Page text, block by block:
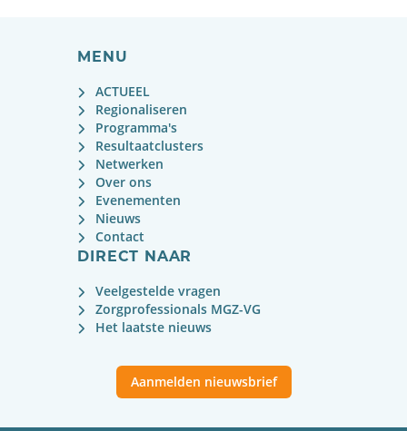
MENU
ACTUEEL
Regionaliseren
Programma's
Resultaatclusters
Netwerken
Over ons
Evenementen
Nieuws
Contact
DIRECT NAAR
Veelgestelde vragen
Zorgprofessionals MGZ-VG
Het laatste nieuws
Aanmelden nieuwsbrief